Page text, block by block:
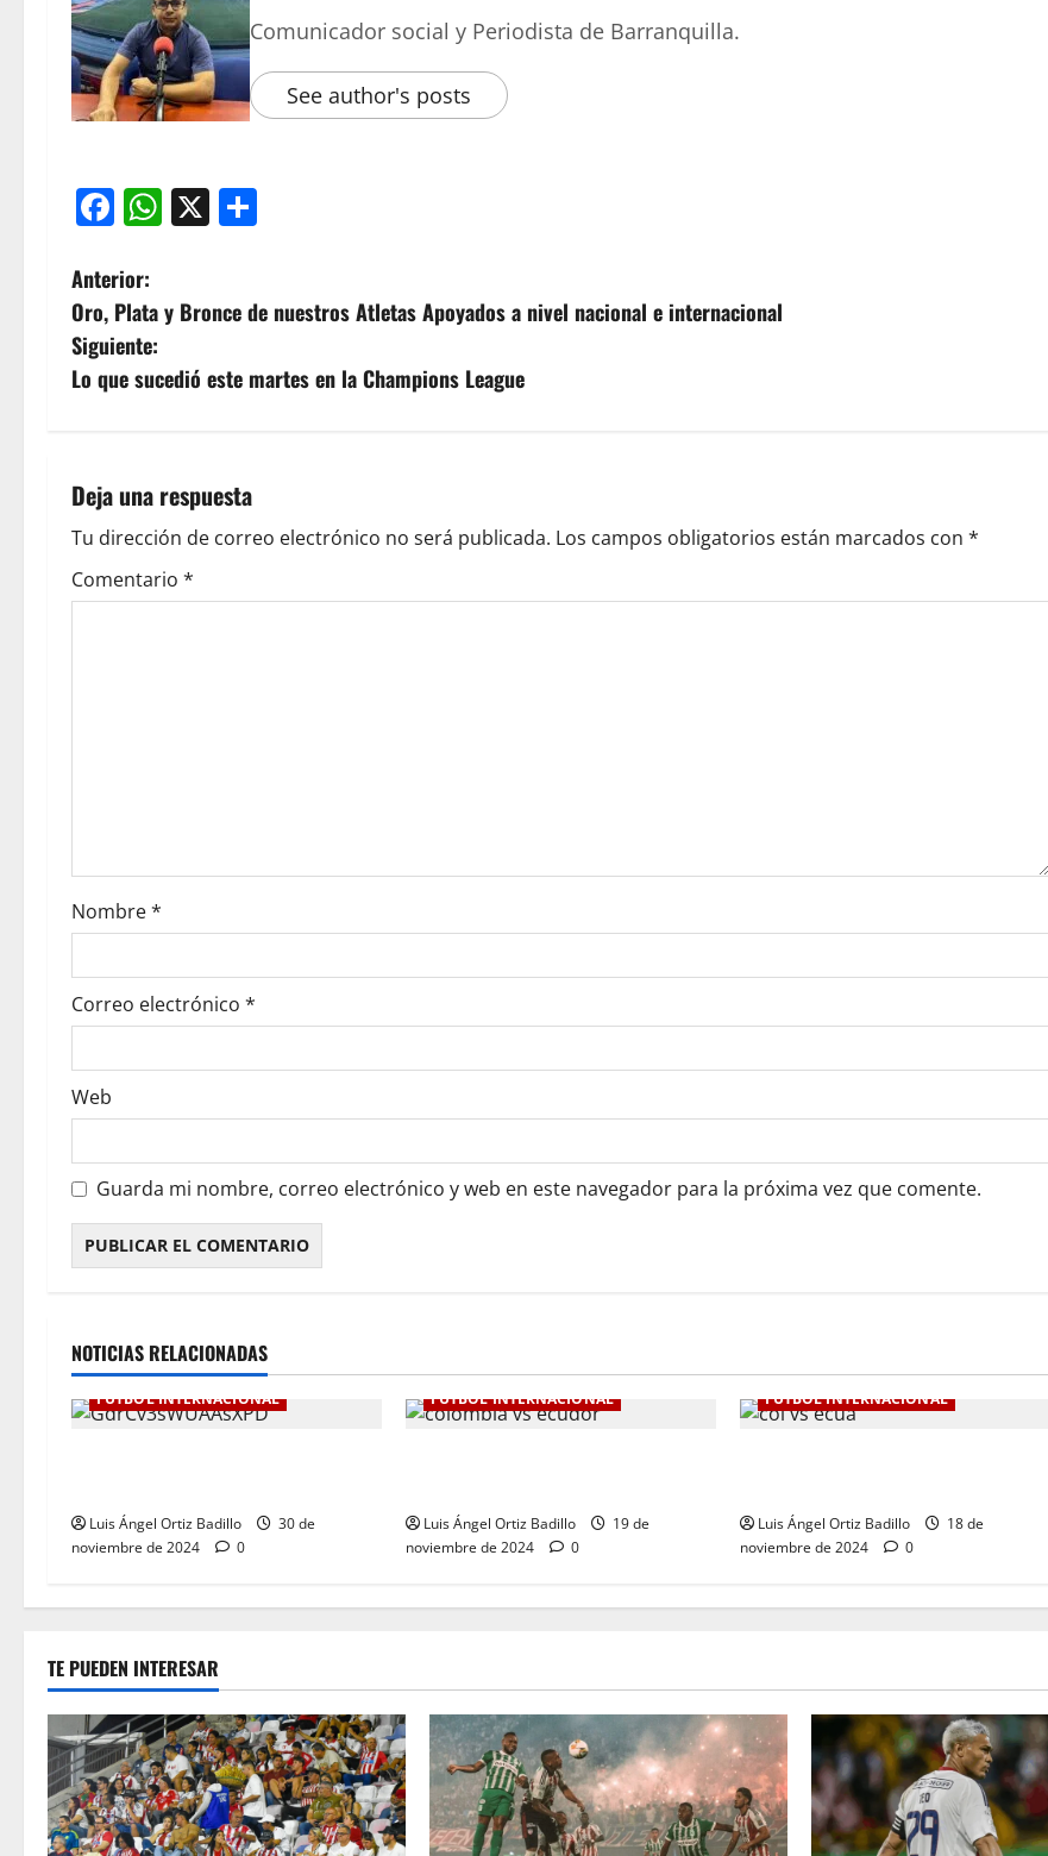
Comunicador social y Periodista de Barranquilla.
See author's posts
Facebook
WhatsApp
X
Anterior:
Oro, Plata y Bronce de nuestros Atletas Apoyados a nivel nacional e internacional
Siguiente:
Lo que sucedió este martes en la Champions League
Deja una respuesta
Tu dirección de correo electrónico no será publicada. Los campos obligatorios están marcados con *
Comentario *
Nombre*
Correo electrónico *
Web
Guarda mi nombre, correo electrónico y web en este navegador para la próxima vez que comente.
NOTICIAS RELACIONADAS
FÚTBOL INTERNACIONAL
Luis Ángel Ortiz Badillo
30 de
noviembre de 2024
0
FÚTBOL INTERNACIONAL
Luis Ángel Ortiz Badillo
19 de
noviembre de 2024
0
FÚTBOL INTERNACIONAL
Luis Ángel Ortiz Badillo
18 de
noviembre de 2024
0
TE PUEDEN INTERESAR